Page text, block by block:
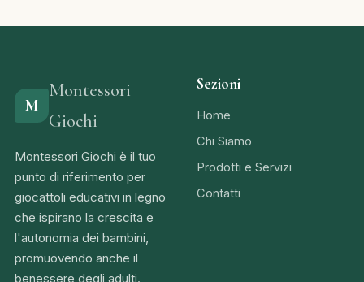
M
Montessori
Giochi
Montessori Giochi è il tuo
punto di riferimento per
giocattoli educativi in legno
che ispirano la crescita e
l'autonomia dei bambini,
promuovendo anche il
benessere degli adulti.
Sezioni
Home
Chi Siamo
Prodotti e Servizi
Contatti